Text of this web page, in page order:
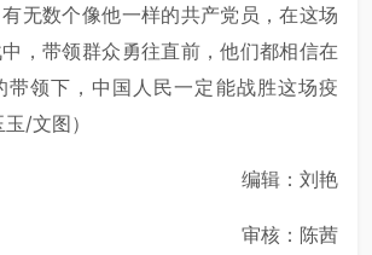
无数个像他一样的共产党员，在这场
，带领群众勇往直前，他们都相信在
带领下，中国人民一定能战胜这场疫
/文图）
编辑：刘艳
审核：陈茜